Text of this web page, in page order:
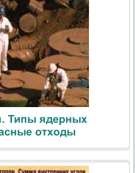
Типы ядерных
отходы